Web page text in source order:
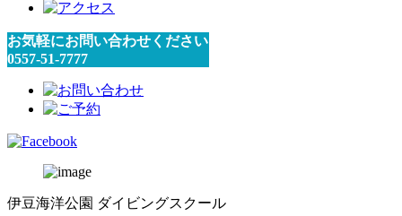
お気軽にお問い合わせください
0557-51-7777
伊豆海洋公園 ダイビングスクール